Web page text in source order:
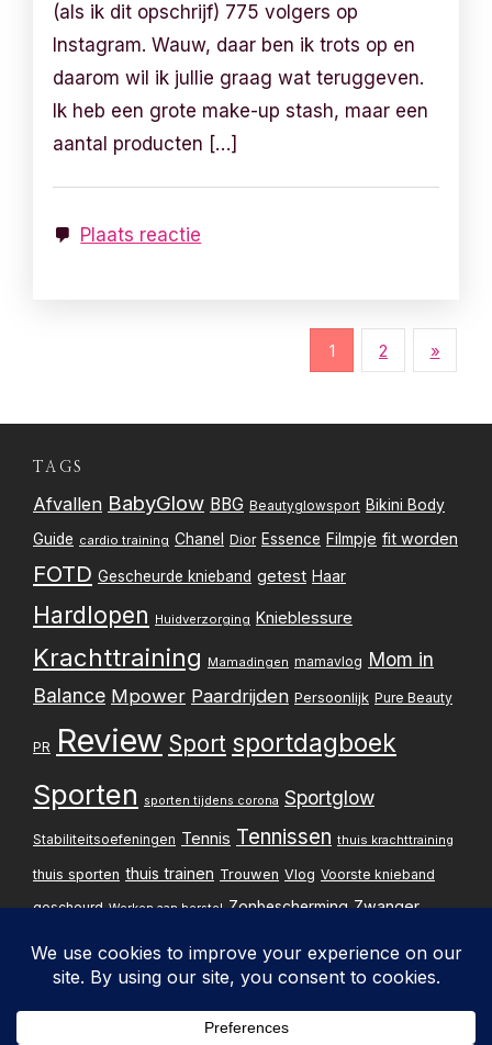
(als ik dit opschrijf) 775 volgers op
Instagram. Wauw, daar ben ik trots op en
daarom wil ik jullie graag wat teruggeven.
Ik heb een grote make-up stash, maar een
aantal producten […]
Plaats reactie
i
c
h
t
e
p
a
g
i
n
e
1 2 »
TAGS
Afvallen BabyGlow BBG Beautyglowsport Bikini Body
Guide cardio training Chanel Dior Essence Filmpje fit worden
FOTD Gescheurde knieband getest Haar
Hardlopen Huidverzorging Knieblessure
Krachttraining Mamadingen mamavlog Mom in
Balance Mpower Paardrijden Persoonlijk Pure Beauty
PR Review Sport sportdagboek
Sporten sporten tijdens corona Sportglow
Stabiliteitsoefeningen Tennis Tennissen thuis krachttraining
thuis sporten thuis trainen Trouwen Vlog Voorste knieband
gescheurd Werken aan herstel Zonbescherming Zwanger